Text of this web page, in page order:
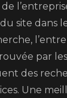
site dans
par
des
Une